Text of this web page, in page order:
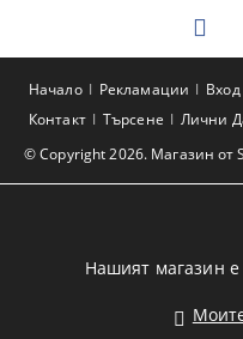
© Copyright 2026. Магазин от
Начало Рекламации Вход
Контакт
Търсене Лични
Нашият магазин е